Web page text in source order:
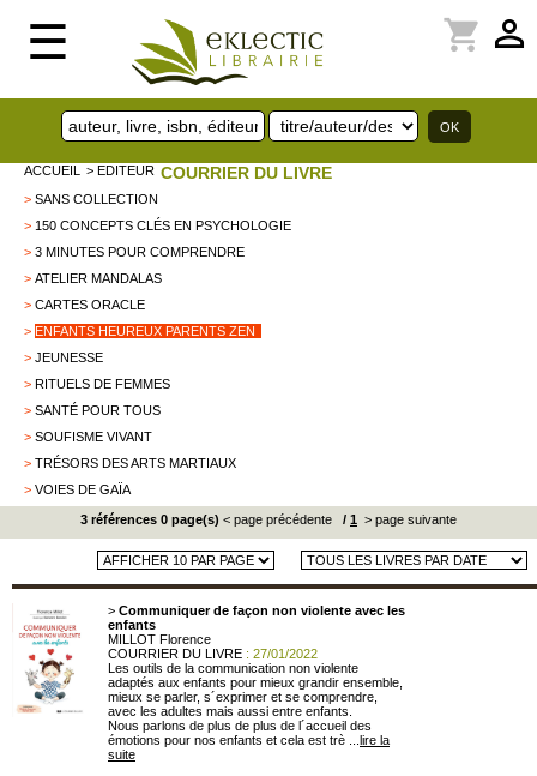
☰ perm_identity
shopping_cart
ACCUEIL > EDITEUR COURRIER DU LIVRE
> SANS COLLECTION
> 150 CONCEPTS CLÉS EN PSYCHOLOGIE
> 3 MINUTES POUR COMPRENDRE
> ATELIER MANDALAS
> CARTES ORACLE
> ENFANTS HEUREUX PARENTS ZEN
> JEUNESSE
> RITUELS DE FEMMES
> SANTÉ POUR TOUS
> SOUFISME VIVANT
> TRÉSORS DES ARTS MARTIAUX
> VOIES DE GAÏA
3 références 0 page(s) < page précédente / 1 > page suivante
> Communiquer de façon non violente avec les
enfants
MILLOT Florence
COURRIER DU LIVRE : 27/01/2022
Les outils de la communication non violente
adaptés aux enfants pour mieux grandir ensemble,
mieux se parler, s´exprimer et se comprendre,
avec les adultes mais aussi entre enfants.
Nous parlons de plus de plus de l´accueil des
émotions pour nos enfants et cela est trè ... lire la
suite